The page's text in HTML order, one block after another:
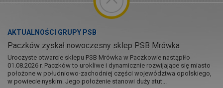
AKTUALNOŚCI GRUPY PSB
Paczków zyskał nowoczesny sklep PSB Mrówka
Uroczyste otwarcie sklepu PSB Mrówka w Paczkowie nastąpiło
01.08.2026 r. Paczków to urokliwe i dynamicznie rozwijające się miasto
położone w południowo-zachodniej części województwa opolskiego,
w powiecie nyskim. Jego położenie stanowi duży atut...